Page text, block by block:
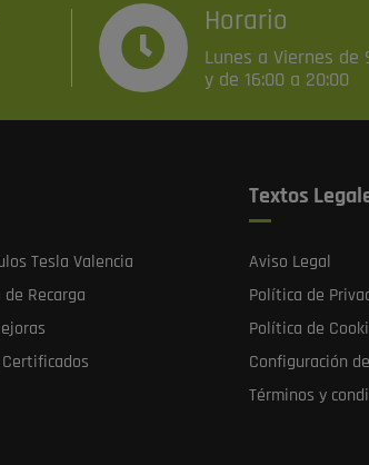
Horario
Lunes a Viernes de
y de 16:00 a 20:00
Tesla Valencia
Recarga
Textos
Aviso Legal
Política de
Política de
Configuración
Términos y